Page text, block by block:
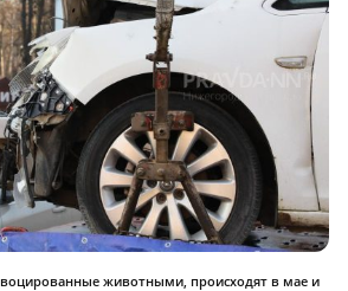
животными, происходят в мае и